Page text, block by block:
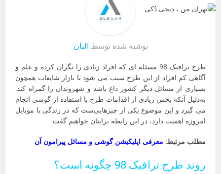
نوشته شده توسط البان
طرح ترافیک 98 مسئله ای که افراد زیادی را نگران کرده و علم و
آگاهی کم افراد از این طرح سبب می شود تا بازار شایعات همچون
بسیاری از مسائل دیگر کشور داغ باشد و شهروندان را گمراه کند.
به‌دلیل آنکه بخش زیادی از اقدامات طرح با استفاده از گوشی انجام
می گیرد و این موضوع یکی از چیزهایی‌ست که در زندگی با موبایل
امروزه اهمیت دارد، در این رابطه برایتان خواهیم گفت.
مطلب مرتبط: معرفی اپلیکیشن گوشی و مسائل پیرامون آن
روند طرح ترافیک 98 چگونه است؟